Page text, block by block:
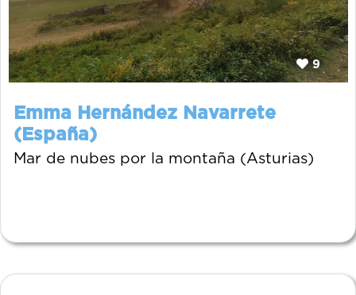
9
Emma Hernández Navarrete
(España)
Mar de nubes por la montaña (Asturias)